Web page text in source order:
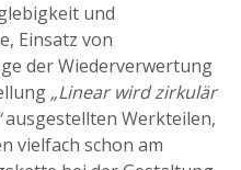
und
Einsatz von
der Wiederverwertung
„Linear wird zirkulär
ausgestellten Werkteilen,
vielfach schon am